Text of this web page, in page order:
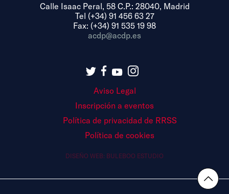
Calle Isaac Peral, 58 C.P.: 28040, Madrid
Tel (+34) 91 456 63 27
Fax: (+34) 91 535 19 98
acdp@acdp.es
Aviso Legal
Inscripción a eventos
Política de privacidad de RRSS
Política de cookies
DISEÑO WEB: BULEBOO ESTUDIO